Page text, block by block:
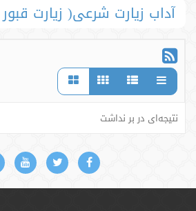
آداب زیارت شرعی( زیارت
نتیجه‌ای در بر نداشت